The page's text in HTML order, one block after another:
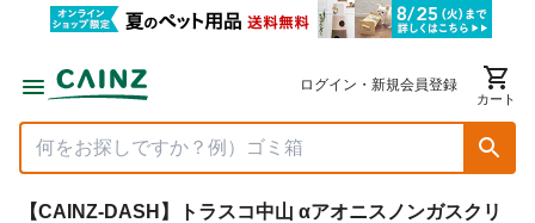
ログイン・新規会員登録
カート
【CAINZ-DASH】トラスコ中山 αアオニスノンガスクリ